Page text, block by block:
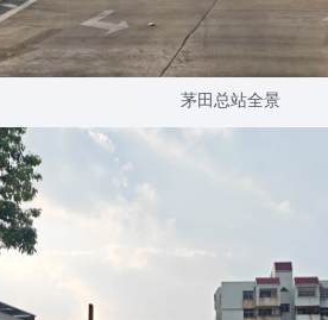
茅田总站全景